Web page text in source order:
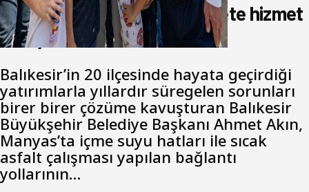
Akın: Benim derdim memlekete hizmet
hemşerim!
Balıkesir’in 20 ilçesinde hayata geçirdiği
yatırımlarla yıllardır süregelen sorunları
birer birer çözüme kavuşturan Balıkesir
Büyükşehir Belediye Başkanı Ahmet Akın,
Manyas’ta içme suyu hatları ile sıcak
asfalt çalışması yapılan bağlantı
yollarının…